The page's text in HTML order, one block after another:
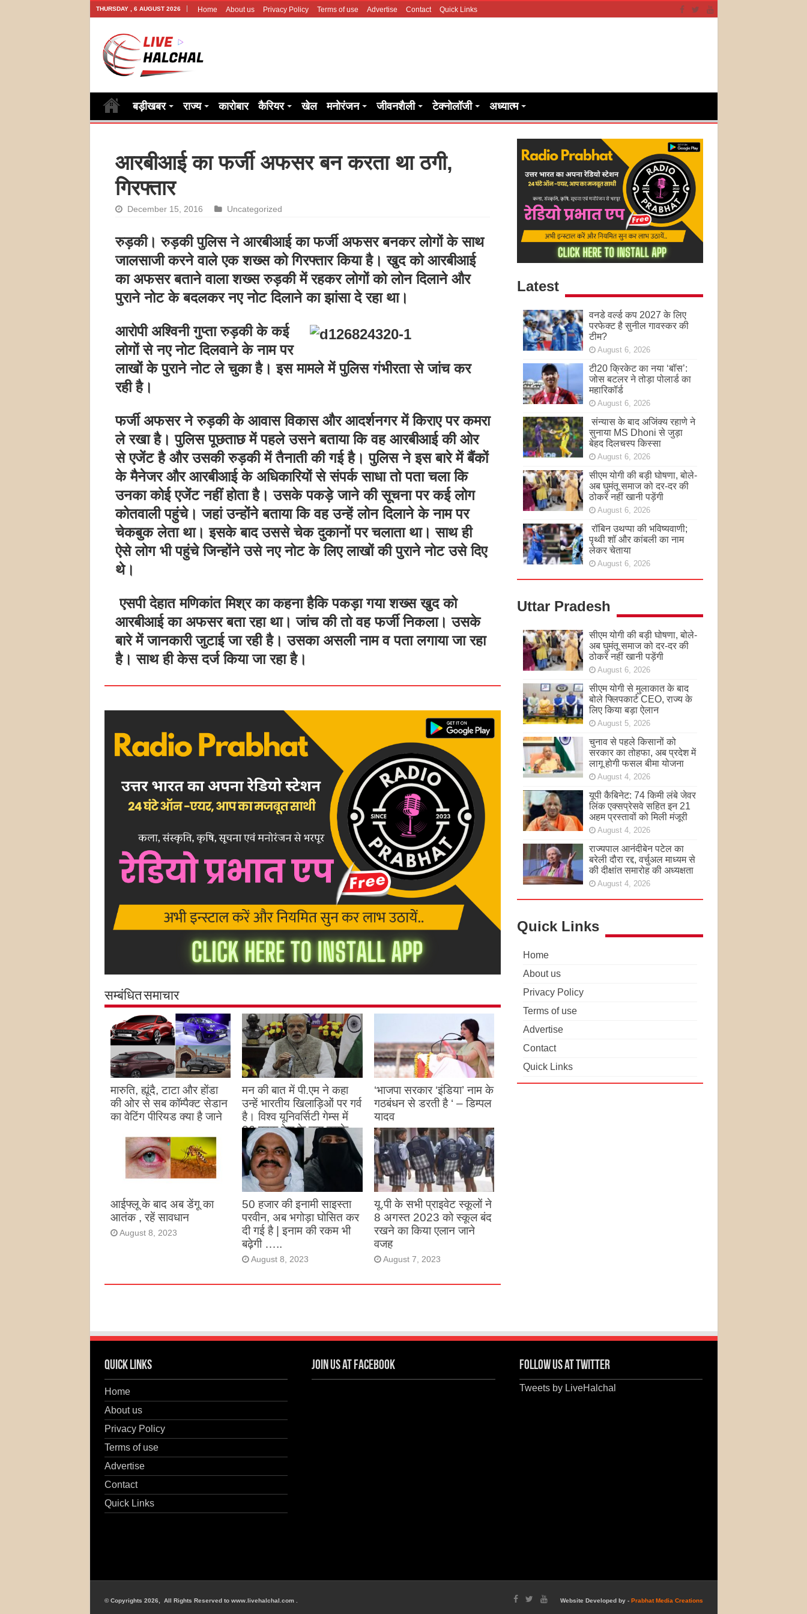
THURSDAY , 6 AUGUST 2026 Home About us Privacy Policy Terms of use Advertise Contact Quick Links
बड़ीखबर राज्य कारोबार कैरियर खेल मनोरंजन जीवनशैली टेक्नोलॉजी अध्यात्म
आरबीआई का फर्जी अफसर बन करता था ठगी,
गिरफ्तार
December 15, 2016 Uncategorized
रुड़की। रुड़की पुलिस ने आरबीआई का फर्जी अफसर बनकर लोगों के साथ
जालसाजी करने वाले एक शख्स को गिरफ्तार किया है। खुद को आरबीआई
का अफसर बताने वाला शख्स रुड़की में रहकर लोगों को लोन दिलाने और
पुराने नोट के बदलकर नए नोट दिलाने का झांसा दे रहा था।
आरोपी अश्विनी गुप्ता रुड़की के कई
लोगों से नए नोट दिलवाने के नाम पर
लाखों के पुराने नोट ले चुका है। इस मामले में पुलिस गंभीरता से जांच कर
रही है।
फर्जी अफसर ने रुड़की के आवास विकास और आदर्शनगर में किराए पर कमरा
ले रखा है। पुलिस पूछताछ में पहले उसने बताया कि वह आरबीआई की ओर
से एजेंट है और उसकी रुड़की में तैनाती की गई है। पुलिस ने इस बारे में बैंकों
के मैनेजर और आरबीआई के अधिकारियों से संपर्क साधा तो पता चला कि
उनका कोई एजेंट नहीं होता है। उसके पकड़े जाने की सूचना पर कई लोग
कोतवाली पहुंचे। जहां उन्होंने बताया कि वह उन्हें लोन दिलाने के नाम पर
चेकबुक लेता था। इसके बाद उससे चेक दुकानों पर चलाता था। साथ ही
ऐसे लोग भी पहुंचे जिन्होंने उसे नए नोट के लिए लाखों की पुराने नोट उसे दिए
थे।
एसपी देहात मणिकांत मिश्र का कहना हैकि पकड़ा गया शख्स खुद को
आरबीआई का अफसर बता रहा था। जांच की तो वह फर्जी निकला। उसके
बारे में जानकारी जुटाई जा रही है। उसका असली नाम व पता लगाया जा रहा
है। साथ ही केस दर्ज किया जा रहा है।
सम्बंधित समाचार
मारुति, ह्यूंदै, टाटा और होंडा
की ओर से सब कॉम्पैक्ट सेडान
का वेटिंग पीरियड क्या है जाने
मन की बात में पी.एम ने कहा
उन्हें भारतीय खिलाड़िओं पर गर्व
है। विश्व यूनिवर्सिटी गेम्स में
26 पदक देश के नाम करके
उन्होंने देश का नाम रोशन किया
है
August 27, 2023
‘भाजपा सरकार ‘इंडिया’ नाम के
गठबंधन से डरती है ‘ – डिम्पल
यादव
August 26, 2023
आईफ्लू के बाद अब डेंगू का
आतंक , रहें सावधान
August 8, 2023
50 हजार की इनामी साइस्ता
परवीन, अब भगोड़ा घोसित कर
दी गई है | इनाम की रकम भी
बढ़ेगी …..
August 8, 2023
यू.पी के सभी प्राइवेट स्कूलों ने
8 अगस्त 2023 को स्कूल बंद
रखने का किया एलान जाने
वजह
August 7, 2023
Latest
वनडे वर्ल्ड कप 2027 के लिए
परफेक्ट है सुनील गावस्कर की
टीम?
August 6, 2026
टी20 क्रिकेट का नया ‘बॉस’:
जोस बटलर ने तोड़ा पोलार्ड का
महारिकॉर्ड
August 6, 2026
संन्यास के बाद अजिंक्‍य रहाणे ने
सुनाया MS Dhoni से जुड़ा
बेहद दिलचस्प किस्सा
August 6, 2026
सीएम योगी की बड़ी घोषणा, बोले-
अब घुमंतू समाज को दर-दर की
ठोकरें नहीं खानी पड़ेंगी
August 6, 2026
रॉबिन उथप्पा की भविष्यवाणी;
पृथ्वी शॉ और कांबली का नाम
लेकर चेताया
August 6, 2026
Uttar Pradesh
सीएम योगी की बड़ी घोषणा, बोले-
अब घुमंतू समाज को दर-दर की
ठोकरें नहीं खानी पड़ेंगी
August 6, 2026
सीएम योगी से मुलाकात के बाद
बोले फ्लिपकार्ट CEO, राज्य के
लिए किया बड़ा ऐलान
August 5, 2026
चुनाव से पहले किसानों को
सरकार का तोहफा, अब प्रदेश में
लागू होगी फसल बीमा योजना
August 4, 2026
यूपी कैबिनेट: 74 किमी लंबे जेवर
लिंक एक्सप्रेसवे सहित इन 21
अहम प्रस्तावों को मिली मंजूरी
August 4, 2026
राज्यपाल आनंदीबेन पटेल का
बरेली दौरा रद्द, वर्चुअल माध्यम से
की दीक्षांत समारोह की अध्यक्षता
August 4, 2026
Quick Links
Home
About us
Privacy Policy
Terms of use
Advertise
Contact
Quick Links
Quick Links
Home
About us
Privacy Policy
Terms of use
Advertise
Contact
Quick Links
Join us at Facebook Follow us at Twitter
Tweets by LiveHalchal
Website Developed by - Prabhat Media Creations
© Copyrights 2026, All Rights Reserved to www.livehalchal.com .